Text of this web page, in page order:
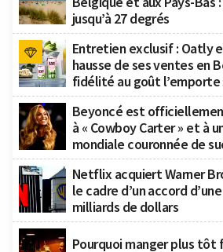
jusqu’à 27 degrés
Entretien exclusif : Oatly
hausse de ses ventes en
fidélité au goût l’emporte
Beyoncé est
à « Cowboy Carter » et à
mondiale couronnée de
Netflix acquiert Warner
le cadre d’un accord
milliards de dollars
Pourquoi manger plus tôt